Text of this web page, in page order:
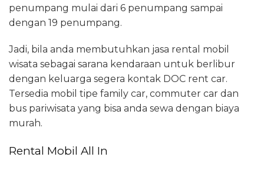
penumpang mulai dari 6 penumpang sampai
dengan 19 penumpang.
Jadi, bila anda membutuhkan jasa rental mobil
wisata sebagai sarana kendaraan untuk berlibur
dengan keluarga segera kontak DOC rent car.
Tersedia mobil tipe family car, commuter car dan
bus pariwisata yang bisa anda sewa dengan biaya
murah.
Rental Mobil All In